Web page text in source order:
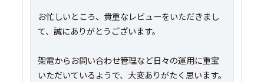
お忙しいところ、貴重なレビューをいただきまし
て、誠にありがとうございます。
架電からお問い合わせ管理など日々の運用に重宝
いただいているようで、大変ありがたく思います。